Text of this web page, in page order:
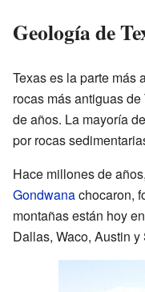
Geología de
Texas es la parte más
rocas más antiguas
de años. La mayoría
por rocas
Hace millones de
Gondwanachocaron,
montañas están hoy
Dallas, Waco, Austin